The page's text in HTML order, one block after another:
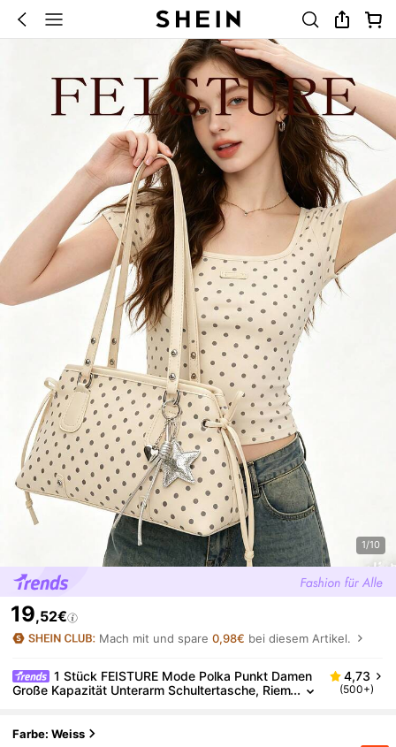
1/10
19,52€
Mach mit und spare0,98€ bei diesem Artikel.
1 Stück FEISTURE Mode Polka Punkt Damen
Große Kapazität Unterarm Schultertasche, Riem
eiter, ideal für Arbeit, Geschäft, Pendeln, Schule
4,73
(500+)
Farbe: Weiss